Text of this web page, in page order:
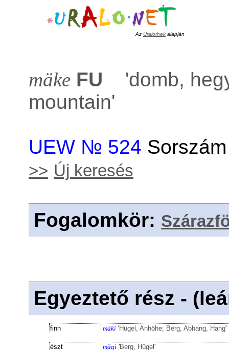
Az Uralothek alapján
mäke FU 'domb,
mountain'
UEW № 524
>> Új keresés
Fogalomkör:
Egyeztető rész -
finn mäki 'Hügel, Anhöhe; Berg, Abhang, Hang'
észt mägi 'Berg, Hügel '